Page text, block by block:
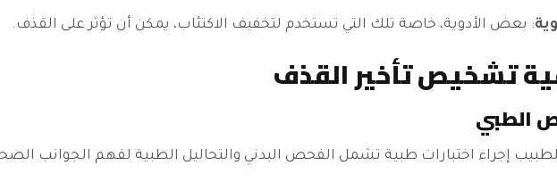
: بعض الأدوية، خاصة تلك التي تستخدم لتخفيف الاكتئاب، يمكن أن تؤثر على القذف.
تشخيص تأخير القذف
الطبي
إجراء اختبارات طبية تشمل الفحص البدني والتحاليل الطبية لفهم الجوانب